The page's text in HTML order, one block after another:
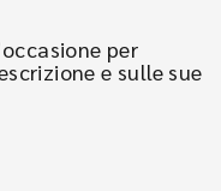
per
e sulle sue